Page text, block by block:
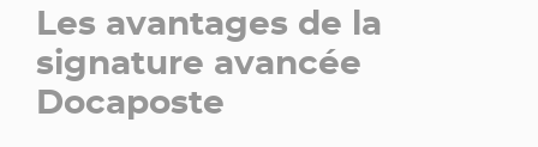
Les avantages de la
signature avancée
Docaposte